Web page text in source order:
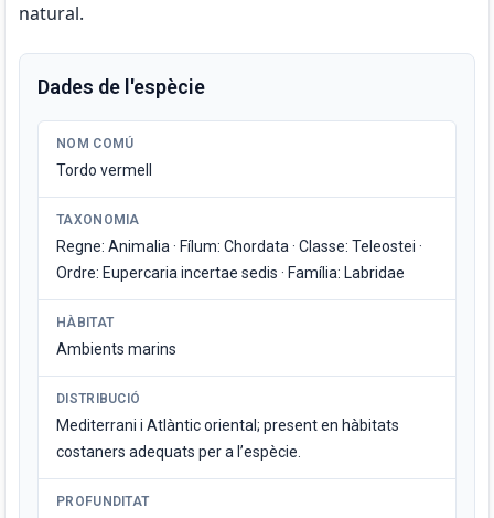
natural.
Dades de l'espècie
NOM COMÚ
Tordo vermell
TAXONOMIA
Regne: Animalia · Fílum: Chordata · Classe: Teleostei ·
Ordre: Eupercaria incertae sedis · Família: Labridae
HÀBITAT
Ambients marins
DISTRIBUCIÓ
Mediterrani i Atlàntic oriental; present en hàbitats
costaners adequats per a l’espècie.
PROFUNDITAT